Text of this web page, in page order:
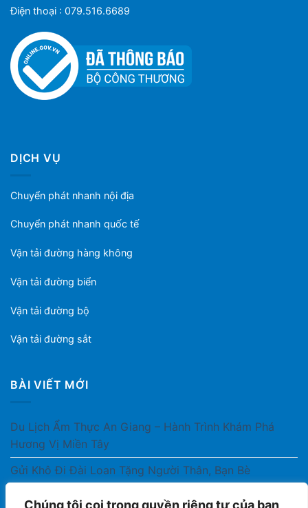
Chúng tôi coi trọng quyền riêng tư của bạn
Điện thoại : 079.516.6689
DỊCH VỤ
Chuyển phát nhanh nội địa
Chuyển phát nhanh quốc tế
Vận tải đường hàng không
Vận tải đường biển
Vận tải đường bộ
Vận tải đường sắt
BÀI VIẾT MỚI
Du Lịch Ẩm Thực An Giang – Hành Trình Khám Phá
Hương Vị Miền Tây
Gửi Khô Đi Đài Loan Tặng Người Thân, Bạn Bè
Gửi Thuốc Cho Người Thân Ở Nước Ngoài Có Được